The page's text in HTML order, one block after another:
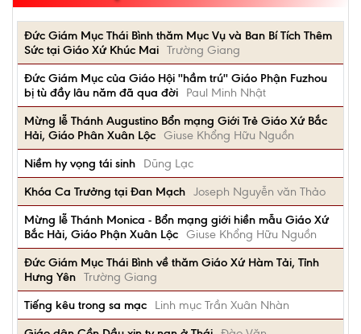
Đức Giám Mục Thái Bình thăm Mục Vụ và Ban Bí Tích Thêm
Sức tại Giáo Xứ Khúc Mai Trường Giang
Đức Giám Mục của Giáo Hội ''hầm trú'' Giáo Phận Fuzhou
bị tù đầy lâu năm đã qua đời
Paul Minh Nhật
Mừng lễ Thánh Augustino Bổn mạng Giới Trẻ Giáo Xứ Bắc
Hải, Giáo Phân Xuân Lộc Giuse Khổng Hữu Nguồn
Niềm hy vọng tái sinh
Dũng Lạc
Khóa Ca Trưởng tại Đan Mạch Joseph Nguyễn văn Thảo
Mừng lễ Thánh Monica - Bổn mạng giới hiền mẫu Giáo Xứ
Bắc Hải, Giáo Phận Xuân Lộc Giuse Khổng Hữu Nguồn
Đức Giám Mục Thái Bình về thăm Giáo Xứ Hàm Tải, Tỉnh
Hưng Yên Trường Giang
Tiếng kêu trong sa mạc
Linh mục Trần Xuân Nhàn